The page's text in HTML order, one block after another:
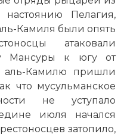
Пелагия,
Камиля были опять
атаковали
Мансуры к югу от
Камилю пришли
что мусульманское
не уступало
июля начался
затопило,